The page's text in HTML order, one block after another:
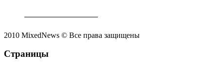
2010 MixedNews © Все права защищены
Страницы